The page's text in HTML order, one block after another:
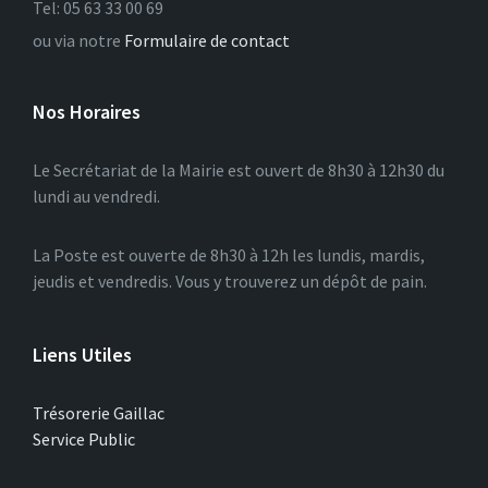
Tel: 05 63 33 00 69
ou via notre Formulaire de contact
Nos Horaires
Le Secrétariat de la Mairie est ouvert de 8h30 à 12h30 du
lundi au vendredi.
La Poste est ouverte de 8h30 à 12h les lundis, mardis,
jeudis et vendredis. Vous y trouverez un dépôt de pain.
Liens Utiles
Trésorerie Gaillac
Service Public